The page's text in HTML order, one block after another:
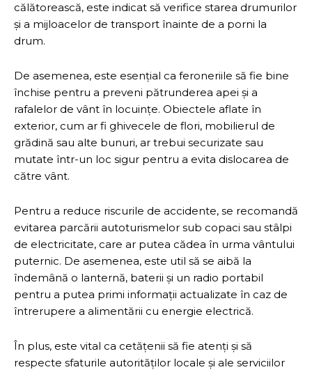
călătorească, este indicat să verifice starea drumurilor
și a mijloacelor de transport înainte de a porni la
drum.
De asemenea, este esențial ca feroneriile să fie bine
închise pentru a preveni pătrunderea apei și a
rafalelor de vânt în locuințe. Obiectele aflate în
exterior, cum ar fi ghivecele de flori, mobilierul de
grădină sau alte bunuri, ar trebui securizate sau
mutate într-un loc sigur pentru a evita dislocarea de
către vânt.
Pentru a reduce riscurile de accidente, se recomandă
evitarea parcării autoturismelor sub copaci sau stâlpi
de electricitate, care ar putea cădea în urma vântului
puternic. De asemenea, este util să se aibă la
îndemână o lanternă, baterii și un radio portabil
pentru a putea primi informații actualizate în caz de
întrerupere a alimentării cu energie electrică.
În plus, este vital ca cetățenii să fie atenți și să
respecte sfaturile autorităților locale și ale serviciilor